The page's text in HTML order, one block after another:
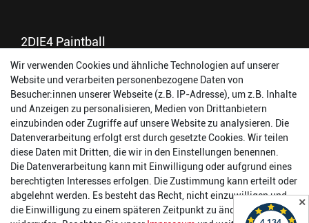
2DIE4 Paintball
56457 Westerburg
Reinhold-Ferger-Straße 26
order@2die4-sports.com
0 26 63/ 9 68 69 37
Öffnungszeiten
14:00 - 17:00 Uhr
Dienstag:
14:00 - 17:00 Uhr
Mittwoch:
14:00 - 17:00 Uhr
Donnerstag:
14:00 - 17:00 Uhr
Wir verwenden Cookies und ähnliche Technologien auf unserer
Website und verarbeiten personenbezogene Daten von
Besucher:innen unserer Webseite (z.B. IP-Adresse), um z.B. Inhalte
und Anzeigen zu personalisieren, Medien von Drittanbietern
einzubinden oder Zugriffe auf unsere Website zu analysieren. Die
Datenverarbeitung erfolgt erst durch gesetzte Cookies. Wir teilen
diese Daten mit Dritten, die wir in den Einstellungen benennen.
Die Datenverarbeitung kann mit Einwilligung oder aufgrund eines
berechtigten Interesses erfolgen. Die Zustimmung kann erteilt oder
abgelehnt werden. Es besteht das Recht, nicht einzuwilligen und
die Einwilligung zu einem späteren Zeitpunkt zu ändern oder zu
✕